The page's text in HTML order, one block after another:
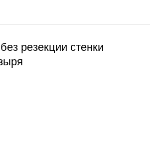
резекции стенки